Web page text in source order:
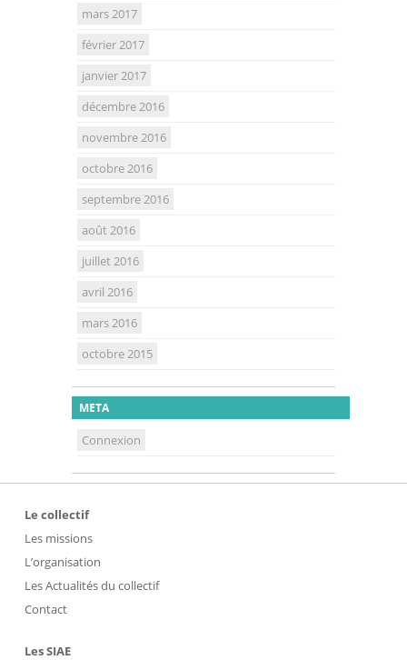
mars 2017
février 2017
janvier 2017
décembre 2016
novembre 2016
octobre 2016
septembre 2016
août 2016
juillet 2016
avril 2016
mars 2016
octobre 2015
META
Connexion
Le collectif
Les missions
L’organisation
Les Actualités du collectif
Contact
Les SIAE